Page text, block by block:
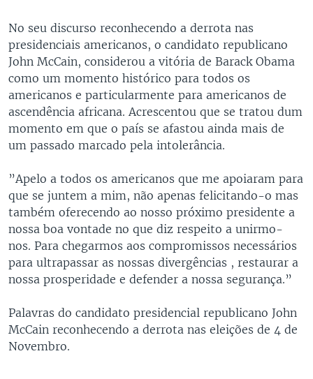
para
Pesquisa
BRASIL
DOSSIERS ESPECIAIS
DESPORTO
VOA 60 CLIMA
VOA60 MUNDO
PASSADEIRA VERMELHA
SIGA-NOS
Línguas
No seu discurso reconhecendo a derrota nas
presidenciais americanos, o candidato republicano
John McCain, considerou a vitória de Barack Obama
como um momento histórico para todos os
americanos e particularmente para americanos de
ascendência africana. Acrescentou que se tratou dum
momento em que o país se afastou ainda mais de
um passado marcado pela intolerância.
”Apelo a todos os americanos que me apoiaram para
que se juntem a mim, não apenas felicitando-o mas
também oferecendo ao nosso próximo presidente a
nossa boa vontade no que diz respeito a unirmo-
nos. Para chegarmos aos compromissos necessários
para ultrapassar as nossas divergências , restaurar a
nossa prosperidade e defender a nossa segurança.”
Palavras do candidato presidencial republicano John
McCain reconhecendo a derrota nas eleições de 4 de
Novembro.